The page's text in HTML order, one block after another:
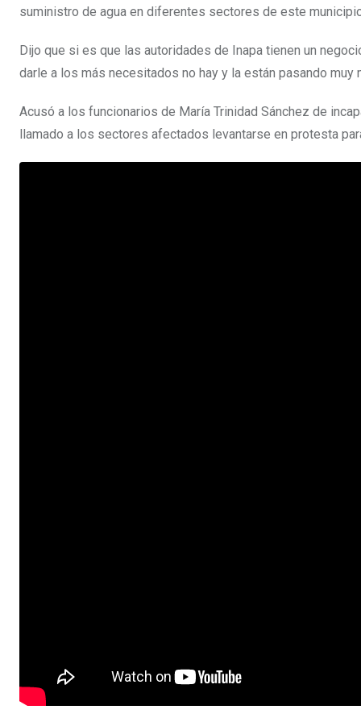
suministro de agua en diferentes sectores de este
Dijo que si es que las autoridades de Inapa tienen un
darle a los más necesitados no hay y la están pasando muy
Acusó a los funcionarios de María Trinidad Sánchez de
llamado a los sectores afectados levantarse en protesta